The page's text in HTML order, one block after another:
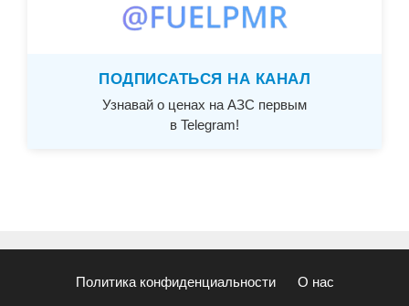
ПОДПИСАТЬСЯ НА КАНАЛ
Узнавай о ценах на АЗС первым
в Telegram!
Политика конфиденциальности О нас